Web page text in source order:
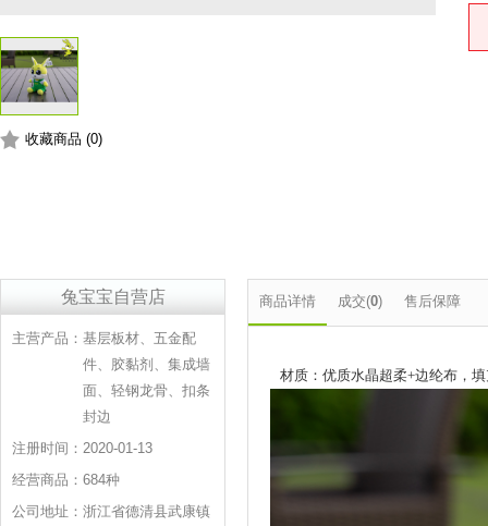
收藏商品 (0)
兔宝宝自营店
主营产品： 基层板材、五金配
件、胶黏剂、集成墙
面、轻钢龙骨、扣条
封边
注册时间： 2020-01-13
经营商品： 684种
公司地址： 浙江省德清县武康镇
商品详情 成交(0) 售后保障
材质：优质水晶超柔+边纶布，